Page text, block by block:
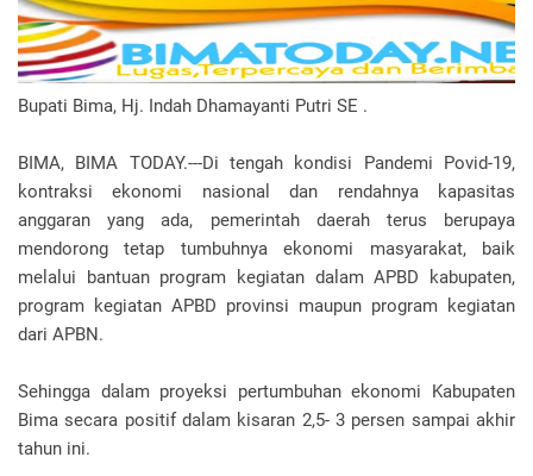
Bupati Bima, Hj. Indah Dhamayanti Putri SE .
BIMA, BIMA TODAY.---Di tengah kondisi Pandemi Povid-19,
kontraksi ekonomi nasional dan rendahnya kapasitas
anggaran yang ada, pemerintah daerah terus berupaya
mendorong tetap tumbuhnya ekonomi masyarakat, baik
melalui bantuan program kegiatan dalam APBD kabupaten,
program kegiatan APBD provinsi maupun program kegiatan
dari APBN.
Sehingga dalam proyeksi pertumbuhan ekonomi Kabupaten
Bima secara positif dalam kisaran 2,5- 3 persen sampai akhir
tahun ini.